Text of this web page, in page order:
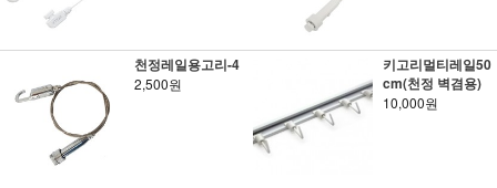
천정레일용고리-4
2,500원
키고리멀티레일50
cm(천정 벽겸용)
10,000원